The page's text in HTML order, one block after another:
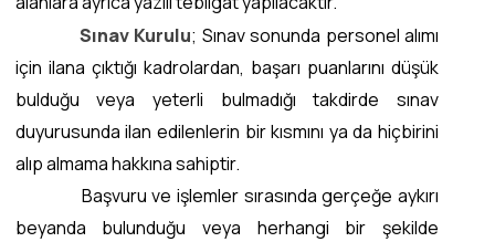
Sınav Kurulu; Sınav sonunda personel alımı
için ilana çıktığı kadrolardan, başarı puanlarını düşük
bulduğu veya yeterli bulmadığı takdirde sınav
duyurusunda ilan edilenlerin bir kısmını ya da hiçbirini
alıp almama hakkına sahiptir.
Başvuru ve işlemler sırasında gerçeğe aykırı
beyanda bulunduğu veya herhangi bir şekilde